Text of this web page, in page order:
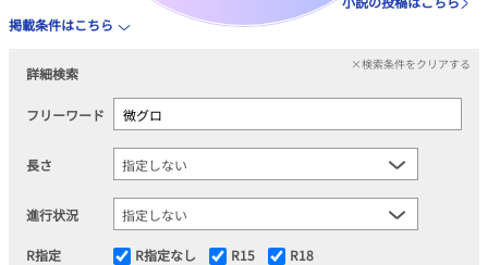
掲載条件はこちら
詳細検索
×検索条件をクリアする
フリーワード
長さ
進行状況
R指定 R指定なし R15 R18